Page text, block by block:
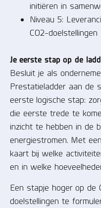
initiëren in
Niveau 5:
CO2-doelstellingen
Je eerste stap op de
Besluit je als
Prestatieladder aan de
eerste logische stap:
die eerste trede te
inzicht te hebben in de
energiestromen. Met
kaart bij welke
en in welke
Een stapje hoger op de
doelstellingen te